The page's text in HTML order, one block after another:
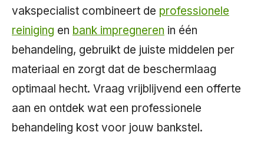
vakspecialist combineert de professionele
reiniging en bank impregneren in één
behandeling, gebruikt de juiste middelen per
materiaal en zorgt dat de beschermlaag
optimaal hecht. Vraag vrijblijvend een offerte
aan en ontdek wat een professionele
behandeling kost voor jouw bankstel.